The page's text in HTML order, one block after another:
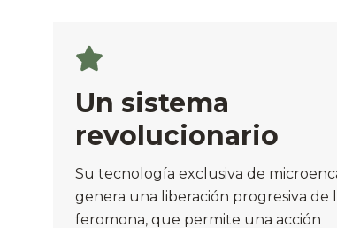
Un sistema
revolucionario
Su tecnología exclusiva de
genera una liberación progresiva de
feromona, que permite una acción